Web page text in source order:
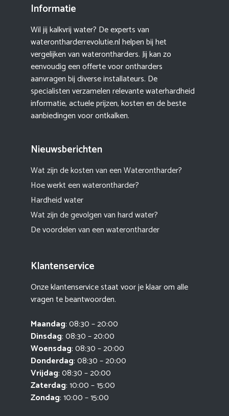
Informatie
Wil jij kalkvrij water? De experts van
waterontharderrevolutie.nl helpen bij het
vergelijken van waterontharders. Jij kan zo
eenvoudig een offerte voor ontharders
aanvragen bij diverse installateurs. De
specialisten verzamelen relevante waterhardheid
informatie, actuele prijzen, kosten en de beste
aanbiedingen voor ontkalken.
Nieuwsberichten
Wat zijn de kosten van een Waterontharder?
Hoe werkt een waterontharder?
Hardheid water
Wat zijn de gevolgen van hard water?
De voordelen van een waterontharder
Klantenservice
Onze klantenservice staat voor je klaar om alle
vragen te beantwoorden.
Maandag: 08:30 – 20:00
Dinsdag: 08:30 – 20:00
Woensdag: 08:30 – 20:00
Donderdag: 08:30 – 20:00
Vrijdag: 08:30 – 20:00
Zaterdag: 10:00 – 15:00
Zondag: 10:00 – 15:00